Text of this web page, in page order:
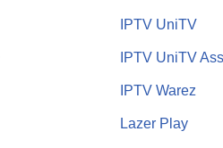
IPTV UniTV
IPTV UniTV
IPTV Warez
Lazer Play